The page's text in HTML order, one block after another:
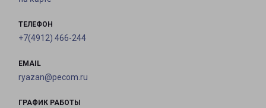
ТЕЛЕФОН
+7(4912) 466-244
EMAIL
ryazan@pecom.ru
ГРАФИК РАБОТЫ